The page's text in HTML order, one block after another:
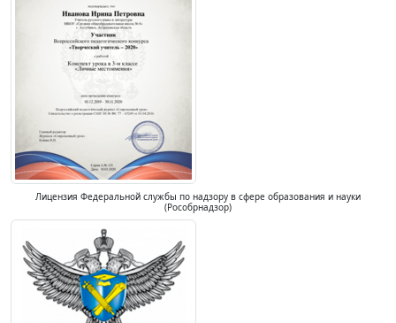
Лицензия Федеральной службы по надзору в сфере образования и науки
(Рособрнадзор)